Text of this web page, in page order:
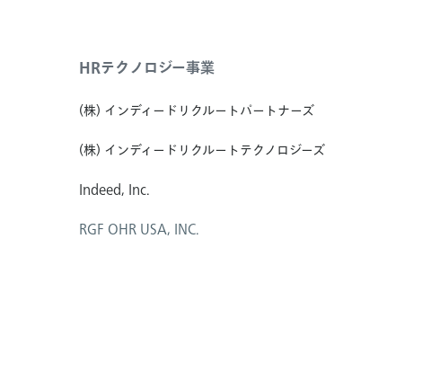
HRテクノロジー事業
(株) インディードリクルートパートナーズ
(株) インディードリクルートテクノロジーズ
Indeed, Inc.
RGF OHR USA, INC.